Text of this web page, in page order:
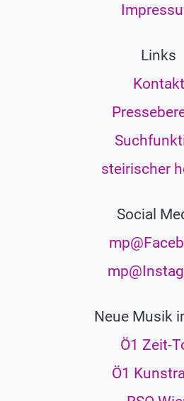
Links
Kontakt
steirischer
Social
Neue Musik
Ö1 Zeit-
Ö1